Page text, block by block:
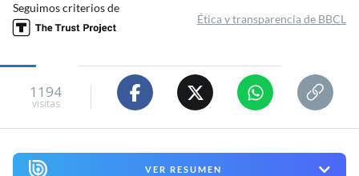
Seguimos criterios de
Ética y transparencia de BBCL
1194
visitas
VER RESUMEN